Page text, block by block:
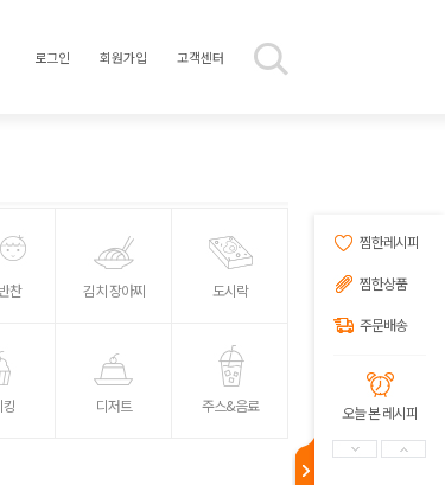
로그인 회원가입 고객센터
찜한레시피
찜한상품
주문배송
오늘 본 레시피
찬 김치 장아찌 도시락
킹 디저트 주스&음료